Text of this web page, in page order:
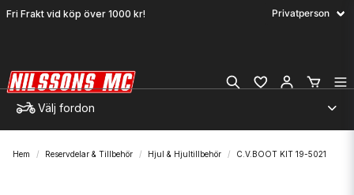
Fri Frakt vid köp över 1000 kr!
Välj fordon
Hem Reservdelar & Tillbehör Hjul & Hjultillbehör C.V.BOOT KIT 19-5021